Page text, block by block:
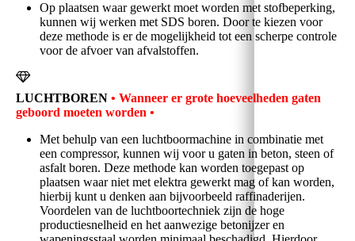
Op plaatsen waar gewerktmoet worden met stofbeperking,
kunnen wij werken met SDS boren. Door te kiezen voor
deze methode is er de mogelijkheid tot een scherpe controle
voor de afvoer van afvalstoffen.
LUCHTBOREN • Wanneer er grote hoeveelheden gaten
geboord moeten worden •
Met behulp van een luchtboormachine in combinatie met
een compressor, kunnen wij voor u gaten in beton, steen of
asfalt boren. Deze methode kan worden toegepast op
plaatsen waar niet met elektra gewerkt mag of kan worden,
hierbij kunt u denken aan bijvoorbeeld raffinaderijen.
Voordelen van de luchtboortechniek zijn de hoge
productiesnelheid en het aanwezige betonijzer en